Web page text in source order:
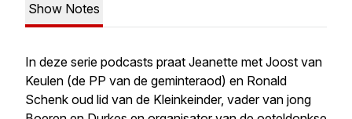
Show Notes
In deze serie podcasts praat Jeanette met Joost van
Keulen (de PP van de geminteraod) en Ronald
Schenk oud lid van de Kleinkeinder, vader van jong